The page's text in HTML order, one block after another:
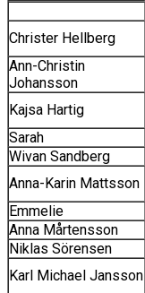
Christer Hellberg
Ann-Christin
Johansson
Kajsa Hartig
Sarah
Wivan Sandberg
Anna-Karin Mattsson
Emmelie
Anna Mårtensson
Niklas Sörensen
Karl Michael Jansson